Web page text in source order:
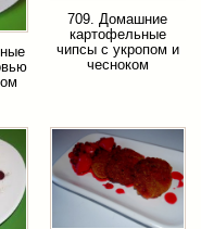
709. Домашние
картофельные
чипсы с укропом и
чесноком